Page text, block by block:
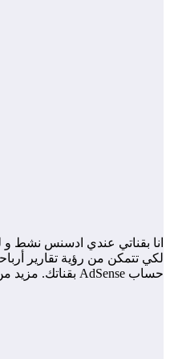
انا بقناتي عندي ادسنس نشط و
لكي تتمكن من رؤية تقارير
حساب AdSense بقناتك. مزيد من المعلومات.